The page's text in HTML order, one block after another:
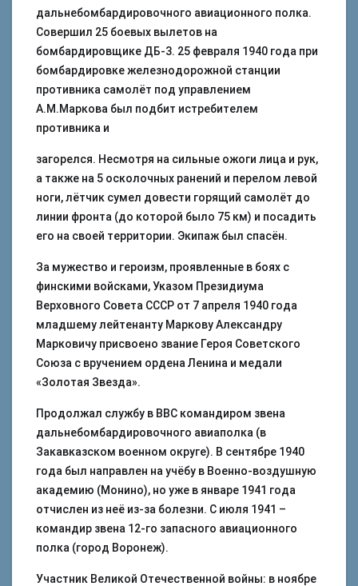
дальнебомбардировочного авиационного полка.
Совершил 25 боевых вылетов на
бомбардировщике ДБ-3. 25 февраля 1940 года при
бомбардировке железнодорожной станции
противника самолёт под управлением
А.М.Маркова был подбит истребителем
противника и
загорелся. Несмотря на сильные ожоги лица и рук,
а также на 5 осколочных ранений и перелом левой
ноги, лётчик сумел довести горящий самолёт до
линии фронта (до которой было 75 км) и посадить
его на своей территории. Экипаж был спасён.
За мужество и героизм, проявленные в боях с
финскими войсками, Указом Президиума
Верховного Совета СССР от 7 апреля 1940 года
младшему лейтенанту Маркову Александру
Марковичу присвоено звание Героя Советского
Союза с вручением ордена Ленина и медали
«Золотая Звезда».
Продолжал службу в ВВС командиром звена
дальнебомбардировочного авиаполка (в
Закавказском военном округе). В сентябре 1940
года был направлен на учёбу в Военно-воздушную
академию (Монино), но уже в январе 1941 года
отчислен из неё из-за болезни. С июля 1941 –
командир звена 12-го запасного авиационного
полка (город Воронеж).
Участник Великой Отечественной войны: в ноябре